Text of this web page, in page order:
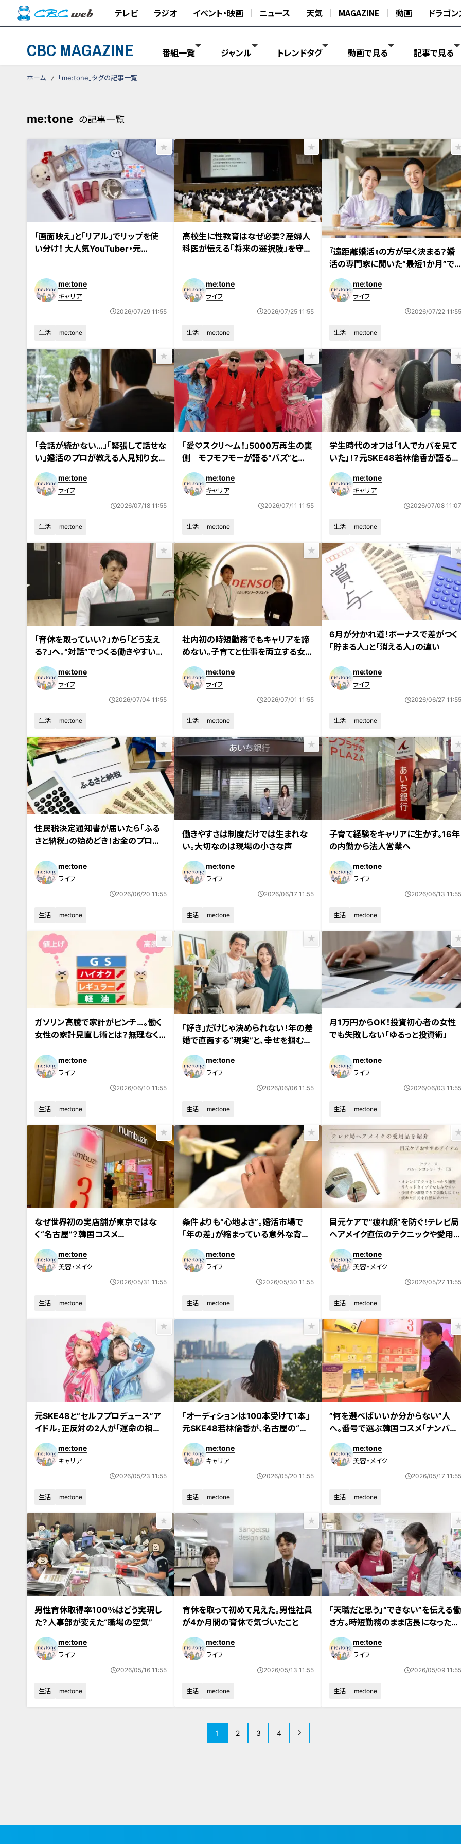
テレビ ラジオ イベント・映画 ニュース 天気 MAGAZINE 動画 ドラゴン
CBC MAGAZINE 番組一覧 ジャンル トレンドタグ 動画で見る 記事で見る
ホーム 「me:tone」タグの記事一覧
me:tone の記事一覧
「画面映え」と「リアル」でリップを使
い分け！ 大人気YouTuber・元
me:tone
キャリア
2026/07/29 11:55
生活 me:tone
高校生に性教育はなぜ必要？産婦人
科医が伝える「将来の選択肢」を守る
me:tone
ライフ
2026/07/25 11:55
生活 me:tone
『遠距離婚活』の方が早く決まる？婚
活の専門家に聞いた“最短1か月”で
成婚する意外な理由とは
me:tone
ライフ
2026/07/22 11:55
生活 me:tone
「会話が続かない…」「緊張して話せな
い」婚活のプロが教える人見知り女
性でも好印象を残すコツとは？
me:tone
ライフ
2026/07/18 11:55
生活 me:tone
「愛♡スクリ〜ム！」5000万再生の裏
側 モフモフモーが語る“バズ”と
YouTubeのリアル
me:tone
キャリア
2026/07/11 11:55
生活 me:tone
学生時代のオフは「1人でカバを見て
いた」！？元SKE48若林倫香が語る、
飾らない名古屋愛
me:tone
キャリア
2026/07/08 11:07
生活 me:tone
「育休を取っていい？」から「どう支え
る？」へ。“対話”でつくる働きやすい職
場づくりとは
me:tone
ライフ
2026/07/04 11:55
生活 me:tone
社内初の時短勤務でもキャリアを諦
めない。子育てと仕事を両立する女性
社員のリアル
me:tone
ライフ
2026/07/01 11:55
生活 me:tone
6月が分かれ道！ボーナスで差がつく
「貯まる人」と「消える人」の違い
me:tone
ライフ
2026/06/27 11:55
生活 me:tone
住民税決定通知書が届いたら「ふる
さと納税」の始めどき！お金のプロが
メ
me:tone
ライフ
2026/06/20 11:55
生活 me:tone
働きやすさは制度だけでは生まれな
い。大切なのは現場の小さな声
me:tone
ライフ
2026/06/17 11:55
生活 me:tone
子育て経験をキャリアに生かす。16年
の内勤から法人営業へ
me:tone
ライフ
2026/06/13 11:55
生活 me:tone
ガソリン高騰で家計がピンチ…。働く
女性の家計見直し術とは？無理なく
me:tone
ライフ
2026/06/10 11:55
生活 me:tone
「好き」だけじゃ決められない！年の差
婚で直面する“現実”と、幸せを掴むた
めの「女の覚悟」
me:tone
ライフ
2026/06/06 11:55
生活 me:tone
月1万円からOK！投資初心者の女性
でも失敗しない「ゆるっと投資術」
me:tone
ライフ
2026/06/03 11:55
生活 me:tone
なぜ世界初の実店舗が東京ではな
く“名古屋”？韓国コスメ
numbuzin（ナンバーズイン）が見据
える日本市場のリアル
me:tone
美容・メイク
2026/05/31 11:55
生活 me:tone
条件よりも“心地よさ”。婚活市場で
「年の差」が縮まっている意外な背景
とは？
me:tone
ライフ
2026/05/30 11:55
生活 me:tone
目元ケアで“疲れ顔”を防ぐ！テレビ局
ヘアメイク直伝のテクニックや愛用ア
イテムを紹介
me:tone
美容・メイク
2026/05/27 11:55
生活 me:tone
元SKE48と“セルフプロデュース”ア
イドル。正反対の2人が「運命の相方」
になるまで
me:tone
キャリア
2026/05/23 11:55
生活 me:tone
「オーディションは100本受けて1本」
元SKE48若林倫香が、名古屋の“温
室”を捨てて見つけた自分の居場所
me:tone
キャリア
2026/05/20 11:55
生活 me:tone
”何を選べばいいか分からない”人
へ。番号で選ぶ韓国コスメ「ナンバー
ズイン」世界初の常設店を体験！
me:tone
美容・メイク
2026/05/17 11:55
生活 me:tone
男性育休取得率100％はどう実現し
た？人事部が変えた“職場の空気”
me:tone
ライフ
2026/05/16 11:55
生活 me:tone
育休を取って初めて見えた。男性社員
が4か月間の育休で気づいたこと
me:tone
ライフ
2026/05/13 11:55
生活 me:tone
「天職だと思う」“できない”を伝える働
き方。時短勤務のまま店長になった女
性の挑戦
me:tone
ライフ
2026/05/09 11:55
生活 me:tone
1 2 3 4